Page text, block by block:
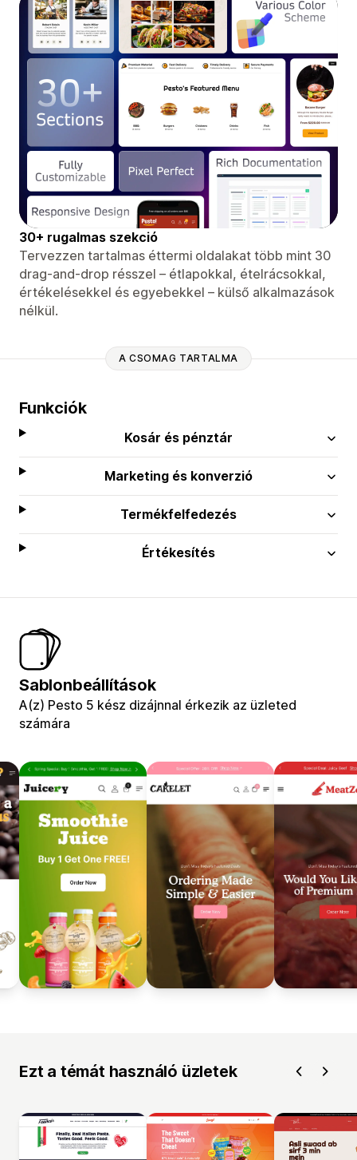
30+ rugalmas szekció
Tervezzen tartalmas éttermi oldalakat több mint 30
drag-and-drop résszel – étlapokkal, ételrácsokkal,
értékelésekkel és egyebekkel – külső alkalmazások
nélkül.
A CSOMAG TARTALMA
Funkciók
Kosár és pénztár
Marketing és konverzió
Termékfelfedezés
Értékesítés
Sablonbeállítások
A(z) Pesto 5 kész dizájnnal érkezik az üzleted
számára
Ezt a témát használó üzletek